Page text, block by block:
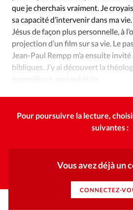
que je cherchais vraiment. Je
sa capacité d’intervenir dans ma
Jésus de façon plus personnelle, à
projection d’un film sur sa vie. Le
Jean-Paul Rempp m’a ensuite
bibliques. J’y ai découvert la
évangélique, moi qui étais
Pour poursuivre la lecture,
suivantes :
Vous avez déjà un
CONNECTEZ-